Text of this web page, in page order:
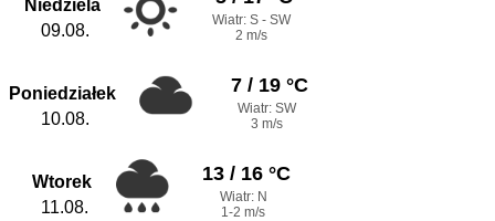
Niedziela
09.08.
Wiatr: S - SW
2 m/s
Poniedziałek
10.08.
7 / 19 °C
Wiatr: SW
3 m/s
Wtorek
11.08.
13 / 16 °C
Wiatr: N
1-2 m/s